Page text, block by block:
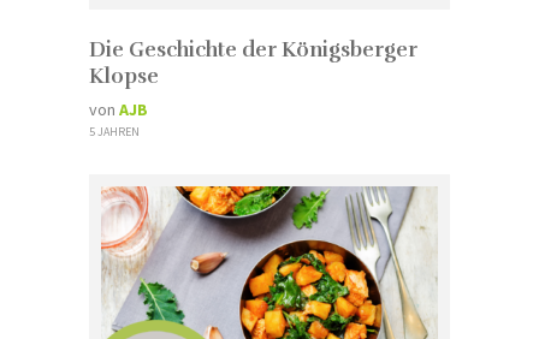
Die Geschichte der Königsberger
Klopse
von AJB
5 JAHREN